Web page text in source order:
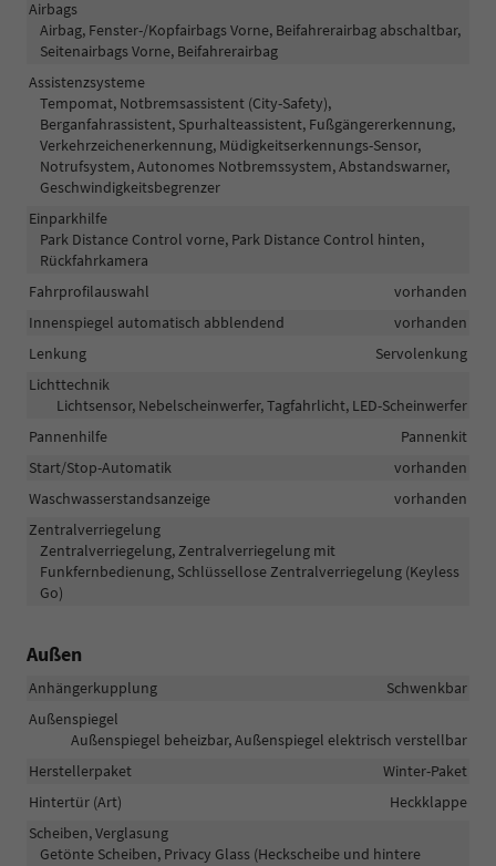
Airbags
Airbag, Fenster-/Kopfairbags Vorne, Beifahrerairbag abschaltbar,
Seitenairbags Vorne, Beifahrerairbag
Assistenzsysteme
Tempomat, Notbremsassistent (City-Safety),
Berganfahrassistent, Spurhalteassistent, Fußgängererkennung,
Verkehrzeichenerkennung, Müdigkeitserkennungs-Sensor,
Notrufsystem, Autonomes Notbremssystem, Abstandswarner,
Geschwindigkeitsbegrenzer
Einparkhilfe
Park Distance Control vorne, Park Distance Control hinten,
Rückfahrkamera
Fahrprofilauswahl
vorhanden
Innenspiegel automatisch abblendend
vorhanden
Lenkung
Servolenkung
Lichttechnik
Lichtsensor, Nebelscheinwerfer, Tagfahrlicht, LED-Scheinwerfer
Pannenhilfe
Pannenkit
Start/Stop-Automatik
vorhanden
Waschwasserstandsanzeige
vorhanden
Zentralverriegelung
Zentralverriegelung, Zentralverriegelung mit
Funkfernbedienung, Schlüssellose Zentralverriegelung (Keyless
Go)
Außen
Anhängerkupplung
Schwenkbar
Außenspiegel
Außenspiegel beheizbar, Außenspiegel elektrisch verstellbar
Herstellerpaket
Winter-Paket
Hintertür (Art)
Heckklappe
Scheiben, Verglasung
Getönte Scheiben, Privacy Glass (Heckscheibe und hintere